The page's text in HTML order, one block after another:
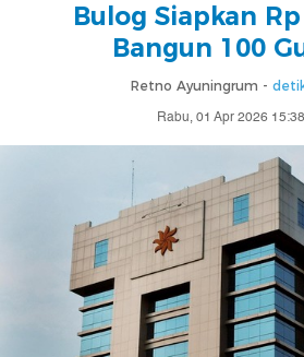
Bulog Siapkan
Bangun 100
Retno Ayuningrum -
Rabu, 01 Apr 2026